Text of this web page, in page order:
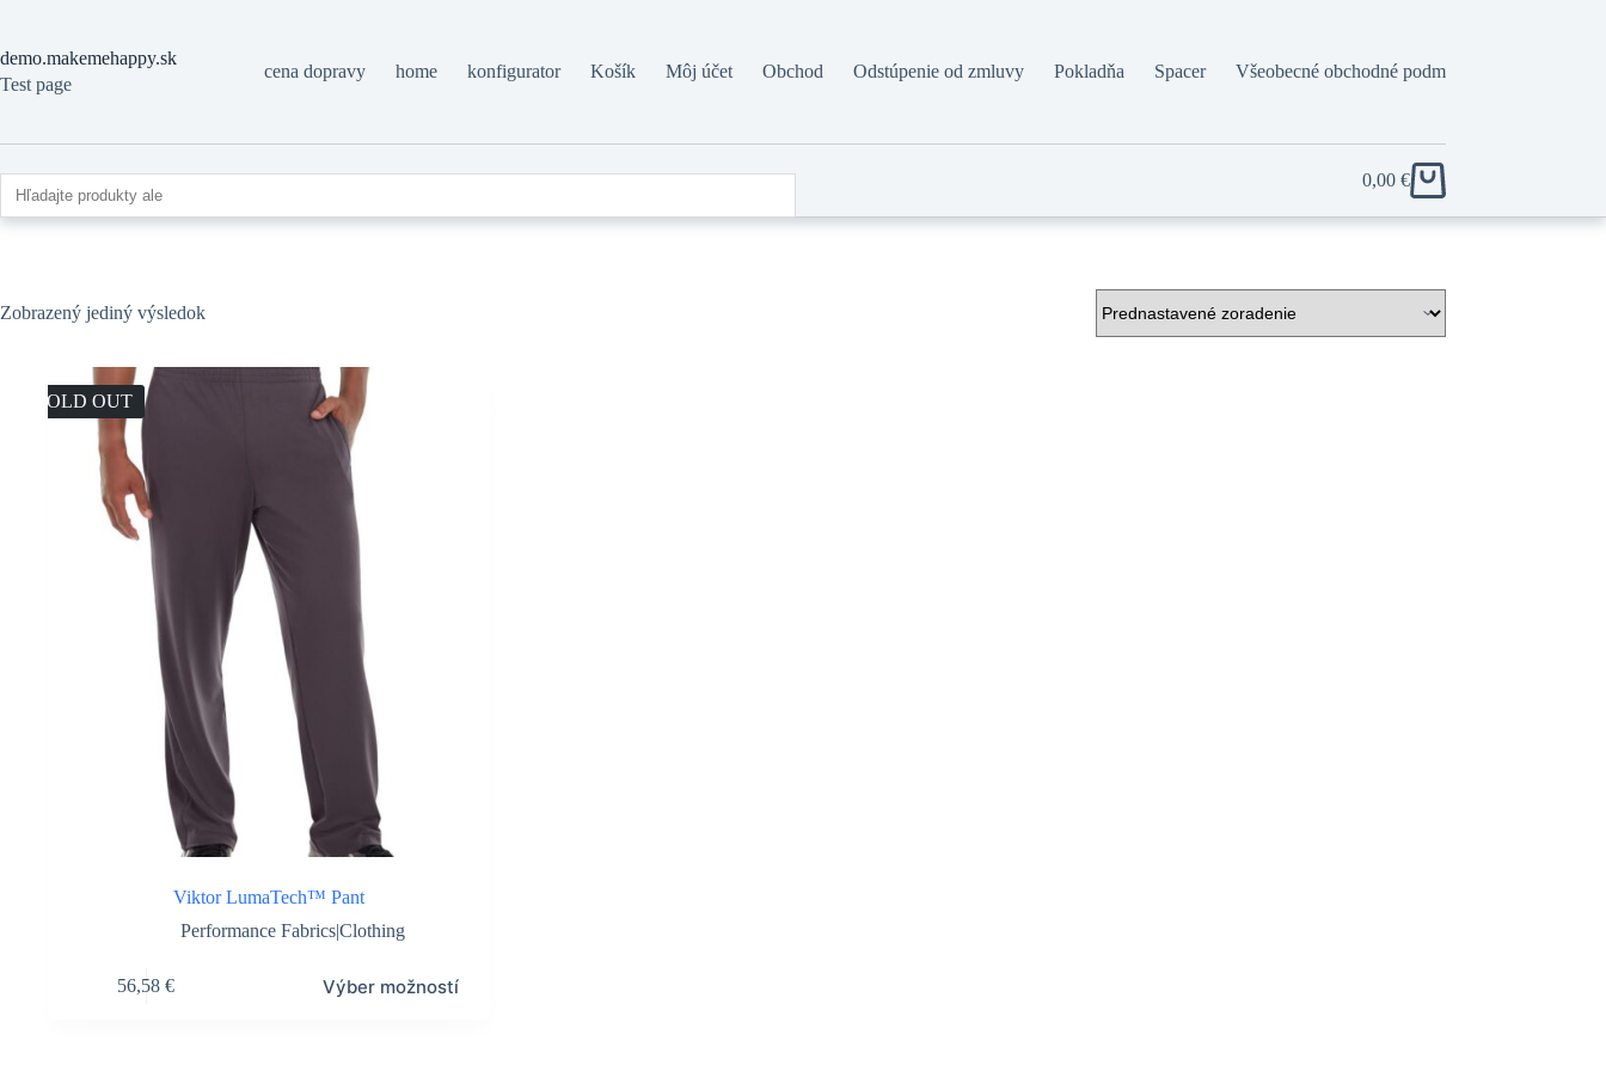
content
demo.makemehappy.sk
Test page
cena dopravy home konfigurator Košík Môj účet Obchod Odstúpenie od zmluvy Pokladňa Spacer Všeobecné obchodné podmienky
Shopping
0,00 €
Zobrazený jediný výsledok
SOLD OUT
Viktor LumaTech™ Pant
Performance Fabrics|Clothing
56,58€ Výber možností